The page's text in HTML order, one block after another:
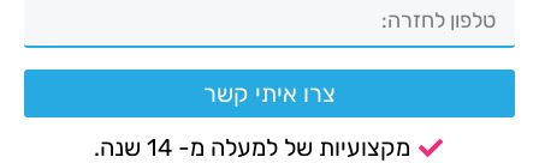
צרו איתי קשר
מקצועיות של למעלה מ- 14 שנה.